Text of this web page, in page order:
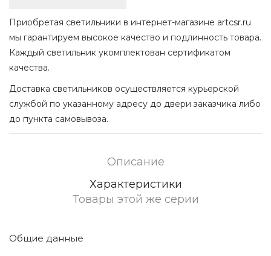
Приобретая светильники в интернет-магазине artcsr.ru
мы гарантируем высокое качество и подлинность товара.
Каждый светильник укомплектован сертификатом
качества.
Доставка светильников осуществляется курьерской
службой по указанному адресу до двери заказчика либо
до пункта самовывоза.
Описание
Характеристики
Товары этой же серии
Общие данные